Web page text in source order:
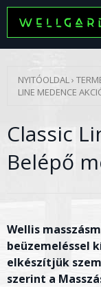
NYITÓOLDAL›
LINE MEDENCE
Classic
Belépő
Wellis
beüzemeléssel
elkészítjük
szerint a